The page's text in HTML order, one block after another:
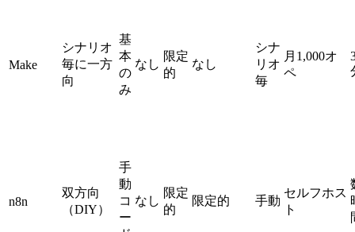
Make
シナリオ
毎に一方
向
基
本
の
み
なし
限定
的
なし
シナ
リオ
毎
月1,000オ
ペ
n8n
双方向
（DIY）
手
動
コ
ー
なし
限定
的
限定的 手動
セルフホス
ト